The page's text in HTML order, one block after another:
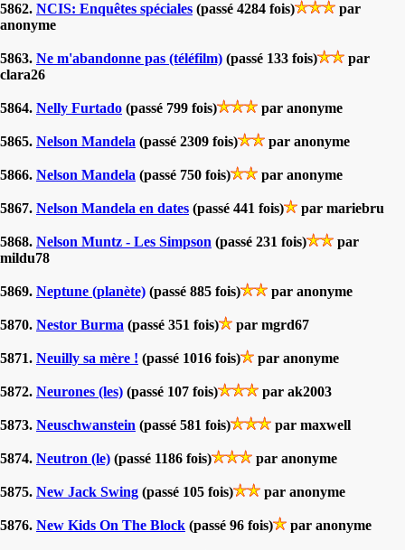
5862. NCIS: Enquêtes spéciales (passé 4284 fois)
par
anonyme
5863. Ne m'abandonne pas (téléfilm) (passé 133 fois)
par
clara26
5864. Nelly Furtado (passé 799 fois) par anonyme
5865. Nelson Mandela (passé 2309 fois) par anonyme
5866. Nelson Mandela (passé 750 fois) par anonyme
5867. Nelson Mandela en dates (passé 441 fois) par mariebru
5868. Nelson Muntz - Les Simpson (passé 231 fois)
par
mildu78
5869. Neptune (planète) (passé 885 fois) par anonyme
5870. Nestor Burma (passé 351 fois) par mgrd67
5871. Neuilly sa mère ! (passé 1016 fois) par anonyme
5872. Neurones (les) (passé 107 fois) par ak2003
5873. Neuschwanstein (passé 581 fois) par maxwell
5874. Neutron (le) (passé 1186 fois) par anonyme
5875. New Jack Swing (passé 105 fois) par anonyme
5876. New Kids On The Block (passé 96 fois) par anonyme